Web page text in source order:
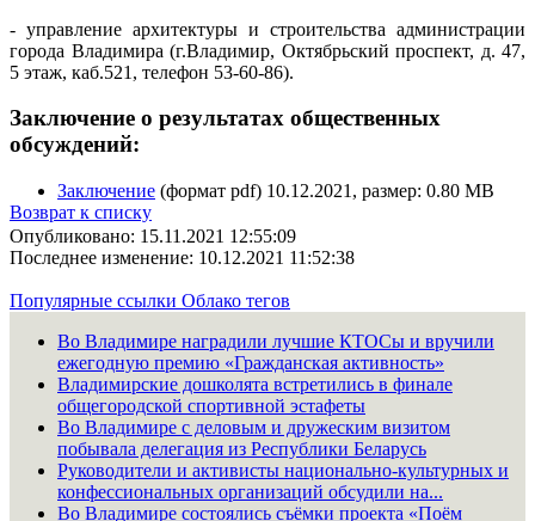
- управление архитектуры и строительства администрации
города Владимира (г.Владимир, Октябрьский проспект, д. 47,
5 этаж, каб.521, телефон 53-60-86).
Заключение о результатах общественных
обсуждений:
Заключение (формат pdf) 10.12.2021, размер: 0.80 MB
Возврат к списку
Опубликовано: 15.11.2021 12:55:09
Последнее изменение: 10.12.2021 11:52:38
Популярные ссылки Облако тегов
Во Владимире наградили лучшие КТОСы и вручили
ежегодную премию «Гражданская активность»
Владимирские дошколята встретились в финале
общегородской спортивной эстафеты
Во Владимире с деловым и дружеским визитом
побывала делегация из Республики Беларусь
Руководители и активисты национально-культурных и
конфессиональных организаций обсудили на...
Во Владимире состоялись съёмки проекта «Поём